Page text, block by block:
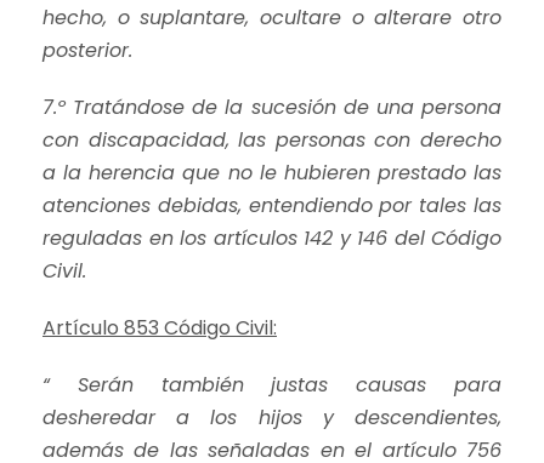
hecho, o suplantare, ocultare o alterare otro
posterior.
7.º Tratándose de la sucesión de una persona
con discapacidad, las personas con derecho
a la herencia que no le hubieren prestado las
atenciones debidas, entendiendo por tales las
reguladas en los artículos 142 y 146 del Código
Civil.
Artículo 853 Código Civil:
“ Serán también justas causas para
desheredar a los hijos y descendientes,
además de las señaladas en el artículo 756